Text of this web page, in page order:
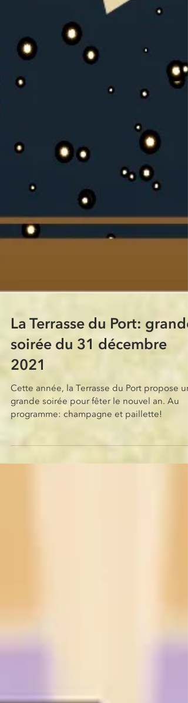
La Terrasse du Port: grande
soirée du 31 décembre
2021
Cette année, la Terrasse du Port propose
programme: champagne et paillette!